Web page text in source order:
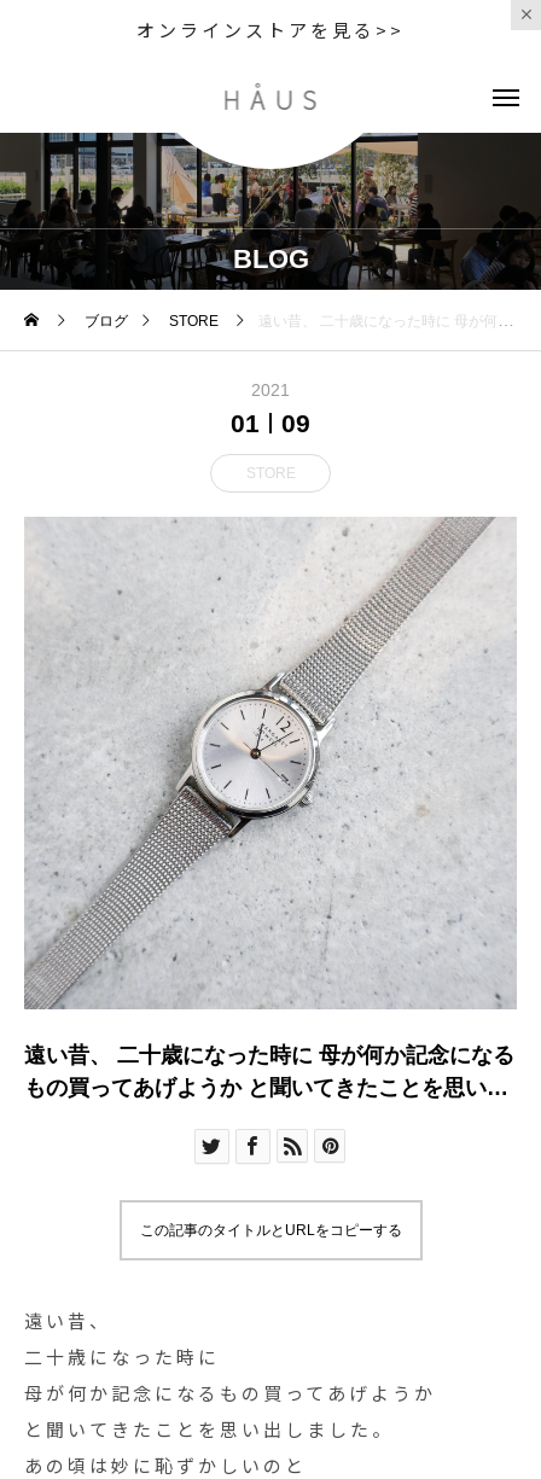
オンラインストアを見る>>
BLOG
ブログ STORE 遠い昔、 二十歳になった時に 母が何か記念になるもの買ってあげようか と聞いてきたことを思い出しまし
2021
01 09
STORE
遠い昔、 二十歳になった時に 母が何か記念になる
もの買ってあげようか と聞いてきたことを思い出
この記事のタイトルとURLをコピーする
遠い昔、
二十歳になった時に
母が何か記念になるもの買ってあげようか
と聞いてきたことを思い出しました。
あの頃は妙に恥ずかしいのと